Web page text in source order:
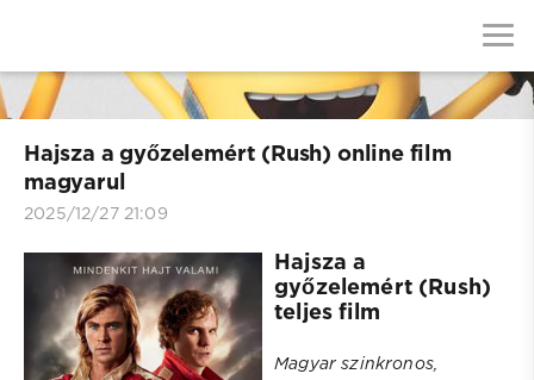
Hajsza a győzelemért (Rush) online film
magyarul
2025/12/27 21:09
Hajsza a
győzelemért (Rush)
teljes film
Magyar szinkronos,